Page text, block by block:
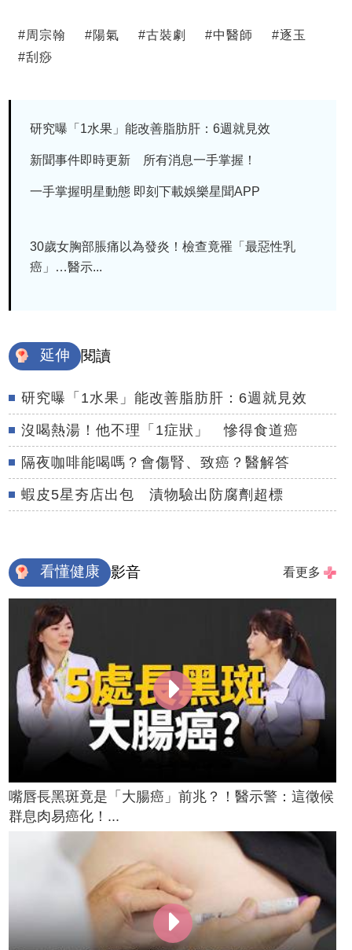
#周宗翰 #陽氣 #古裝劇 #中醫師 #逐玉
#刮痧
研究曝「1水果」能改善脂肪肝：6週就見效
新聞事件即時更新 所有消息一手掌握！
一手掌握明星動態 即刻下載娛樂星聞APP
30歲女胸部脹痛以為發炎！檢查竟罹「最惡性乳
癌」…醫示...
延伸 閱讀
研究曝「1水果」能改善脂肪肝：6週就見效
沒喝熱湯！他不理「1症狀」 慘得食道癌
隔夜咖啡能喝嗎？會傷腎、致癌？醫解答
蝦皮5星夯店出包 漬物驗出防腐劑超標
看懂健康 影音 看更多
嘴唇長黑斑竟是「大腸癌」前兆？！醫示警：這徵候
群息肉易癌化！...